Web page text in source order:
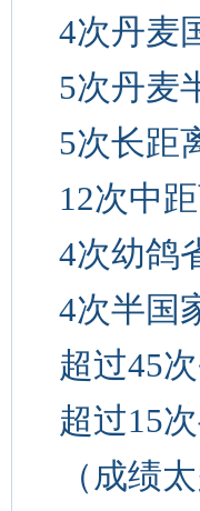
4次丹麦
5次丹麦
5次长距
12次中
4次幼鸽
4次半国
超过45
超过15
（成绩